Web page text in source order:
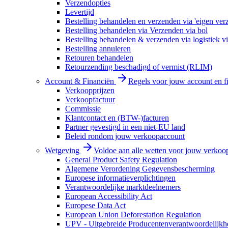
Verzendopties
Levertijd
Bestelling behandelen en verzenden via 'eigen
Bestelling behandelen via Verzenden via bol
Bestelling behandelen & verzenden via logistiek
Bestelling annuleren
Retouren behandelen
Retourzending beschadigd of vermist (RLIM)
Account & Financiën
Regels voor jouw account en
Verkoopprijzen
Verkoopfactuur
Commissie
Klantcontact en (BTW-)facturen
Partner gevestigd in een niet-EU land
Beleid rondom jouw verkoopaccount
Wetgeving
Voldoe aan alle wetten voor jouw
General Product Safety Regulation
Algemene Verordening Gegevensbescherming
Europese informatieverplichtingen
Verantwoordelijke marktdeelnemers
European Accessibility Act
Europese Data Act
European Union Deforestation Regulation
UPV - Uitgebreide